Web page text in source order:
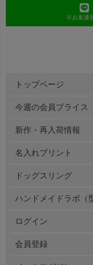
※お友達
トップページ
今週の会員プライス
新作・再入荷情報
名入れプリント
ドッグスリング
ハンドメイドラボ（
ログイン
会員登録